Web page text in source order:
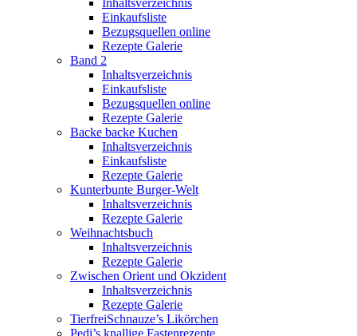
Inhaltsverzeichnis
Einkaufsliste
Bezugsquellen online
Rezepte Galerie
Band 2
Inhaltsverzeichnis
Einkaufsliste
Bezugsquellen online
Rezepte Galerie
Backe backe Kuchen
Inhaltsverzeichnis
Einkaufsliste
Rezepte Galerie
Kunterbunte Burger-Welt
Inhaltsverzeichnis
Rezepte Galerie
Weihnachtsbuch
Inhaltsverzeichnis
Rezepte Galerie
Zwischen Orient und Okzident
Inhaltsverzeichnis
Rezepte Galerie
TierfreiSchnauze’s Likörchen
Pedi’s knallige Fastenrezepte